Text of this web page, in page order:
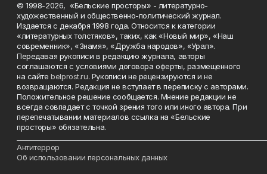
© 1998-2026, «Бельские просторы» - литературно-
художественный и общественно-политический журнал.
Издается с декабря 1998 года. Относится к категории
«литературных толстяков», таких, как «Новый мир», «Наш
современник», «Знамя», «Дружба народов», «Урал».
Передавая рукописи в редакцию журнала, авторы
соглашаются с условиями договора оферты, размещенного
на сайтеbelprost.ru. Рукописи не рецензируются и не
возвращаются. Редакция не вступает в переписку с авторами.
Положительное решение сообщается. Мнение редакции не
всегда совпадает с точкой зрения того или иного автора. При
перепечатывании материалов ссылка на «Бельские
просторы» обязательна.
Антитеррор
Об использовании персональных данных